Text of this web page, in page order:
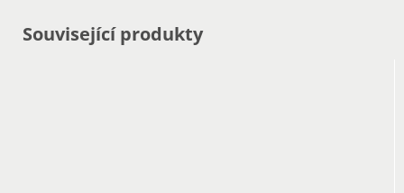
Související produkty